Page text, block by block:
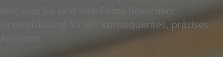
das, was Sie und Ihre Firma brauchen:
Unterstützung für ein konsequentes, präzises